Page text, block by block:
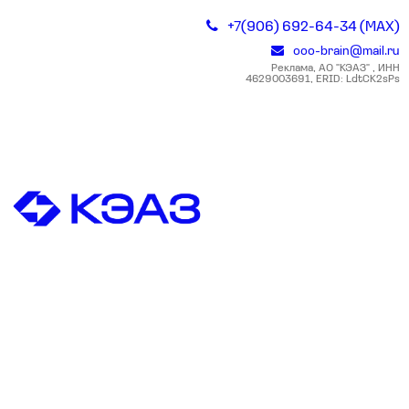
+7(906) 692-64-34 (MAX)
ooo-brain@mail.ru
Реклама, АО "КЭАЗ" , ИНН
4629003691, ERID: LdtCK2sPs